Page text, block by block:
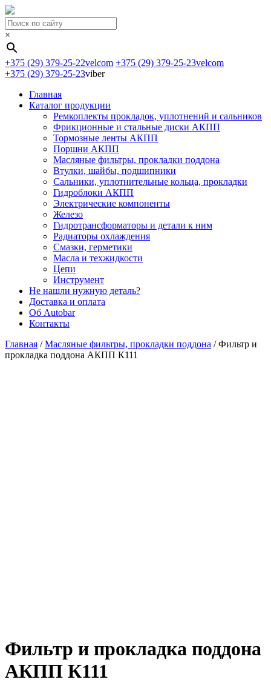
×
+375 (29) 379-25-22velcom +375 (29) 379-25-23velcom
+375 (29) 379-25-23viber
Главная
Каталог продукции
Ремкоплекты прокладок, уплотнений и сальников
Фрикционные и стальные диски АКПП
Тормозные ленты АКПП
Поршни АКПП
Масляные фильтры, прокладки поддона
Втулки, шайбы, подшипники
Сальники, уплотнительные кольца, прокладки
Гидроблоки АКПП
Электрические компоненты
Железо
Гидротрансформаторы и детали к ним
Радиаторы охлаждения
Смазки, герметики
Масла и техжидкости
Цепи
Инструмент
Не нашли нужную деталь?
Доставка и оплата
Об Autobar
Контакты
Главная /Масляные фильтры, прокладки поддона /Фильтр и
прокладка поддона АКПП К111
Фильтр и прокладка поддона
АКПП К111